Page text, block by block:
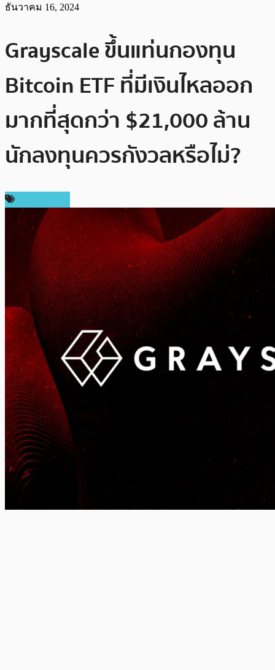
ธันวาคม 16, 2024
Grayscale ขึ้นแท่นกองทุน
Bitcoin ETF ที่มีเงินไหลออก
มากที่สุดกว่า $21,000 ล้าน
นักลงทุนควรกังวลหรือไม่?